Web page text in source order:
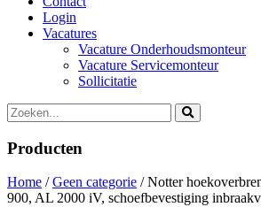
Login
Vacatures
Vacature Onderhoudsmonteur
Vacature Servicemonteur
Sollicitatie
Producten
Home /Geen categorie / Notter
900, AL 2000 iV, schoefbevestiging